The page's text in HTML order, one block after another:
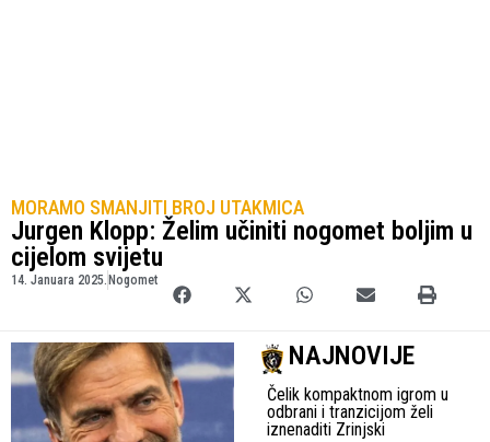
MORAMO SMANJITI BROJ UTAKMICA
Jurgen Klopp: Želim učiniti nogomet boljim u
cijelom svijetu
14. Januara 2025. Nogomet
NAJNOVIJE
Čelik kompaktnom igrom u
odbrani i tranzicijom želi
iznenaditi Zrinjski